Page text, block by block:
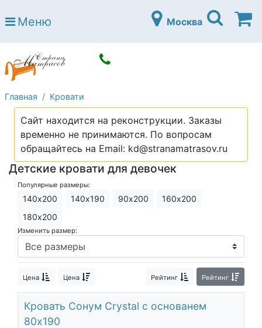
Страна матрасов
Open submenu (Матрасы)
Open submenu (Кровати)
Кровати
Open submenu (Аксессуары)
Open submenu (Диваны)
Диваны
Open submenu (Постельное белье)
Постельное белье
Open submenu (Мебель)
Мебель
Open submenu (Основания)
Основания
Open submenu (Детские матрасы)
Детские матрасы
Open submenu (Детские кровати)
Детские кровати
Open submenu (Шкафы)
Шкафы
О компании
Контакты
Доставка по городу
Меню Москва
Главная Кровати
Сайт находится на реконструкции. Заказы
временно не принимаются. По вопросам
обращайтесь на Email: kd@stranamatrasov.ru
Детские кровати для девочек
Популярные размеры:
140х200 140х190 90х200
160х200
180х200
Изменить размер:
Цена Цена Рейтинг Рейтинг
Кровать Сонум Crystal с основанем
80х190